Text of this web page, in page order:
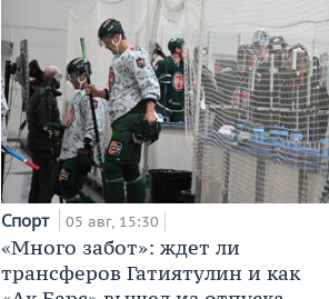
Спорт 05 авг, 15:30
«Много забот»: ждет ли
трансферов Гатиятулин и как